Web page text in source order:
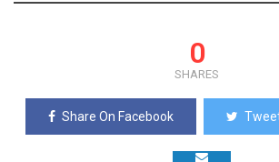
0
SHARES
Share On Facebook